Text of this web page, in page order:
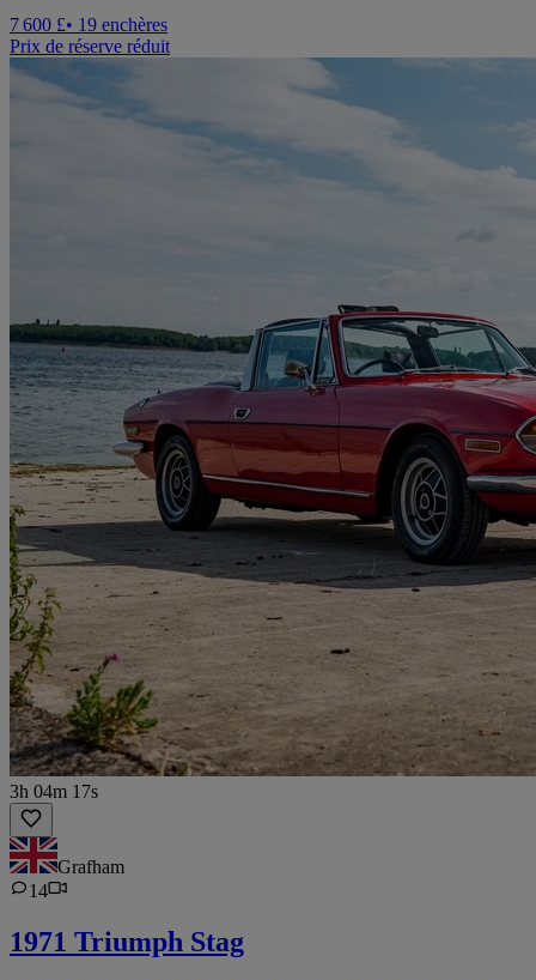
7 600 £• 19 enchères
Prix de réserve réduit
3h 04m 17s
Grafham
14
1971 Triumph Stag